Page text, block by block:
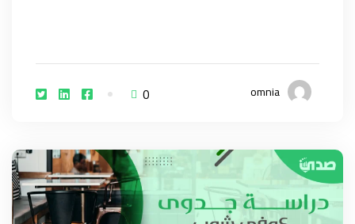
omnia
0